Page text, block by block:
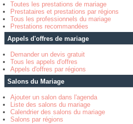
Toutes les prestations de mariage
Prestataires et prestations par régions
Tous les professionnels du mariage
Prestations recommandées
Appels d'offres de mariage
Demander un devis gratuit
Tous les appels d'offres
Appels d'offres par régions
Salons du Mariage
Ajouter un salon dans l'agenda
Liste des salons du mariage
Calendrier des salons du mariage
Salons par régions